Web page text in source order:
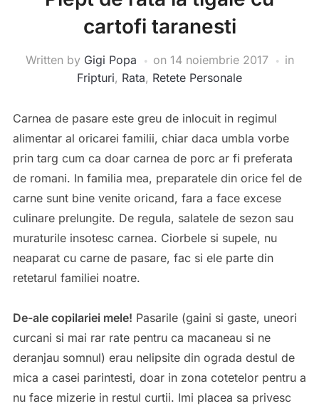
cartofi taranesti
Written by Gigi Popa on 14 noiembrie 2017
in
Fripturi, Rata, Retete Personale
Carnea de pasare este greu de inlocuit in regimul
alimentar al oricarei familii, chiar daca umbla vorbe
prin targ cum ca doar carnea de porc ar fi preferata
de romani. In familia mea, preparatele din orice fel de
carne sunt bine venite oricand, fara a face excese
culinare prelungite. De regula, salatele de sezon sau
muraturile insotesc carnea. Ciorbele si supele, nu
neaparat cu carne de pasare, fac si ele parte din
retetarul familiei noatre.
De-ale copilariei mele! Pasarile (gaini si gaste, uneori
curcani si mai rar rate pentru ca macaneau si ne
deranjau somnul) erau nelipsite din ograda destul de
mica a casei parintesti, doar in zona cotetelor pentru a
nu face mizerie in restul curtii. Imi placea sa privesc